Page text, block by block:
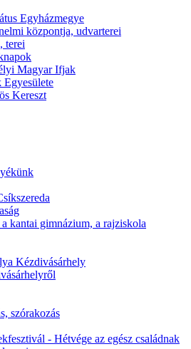
Egyházmegye
központja, udvarterei
terei
Magyar Ifjak
Kereszt
kantai gimnázium, a rajziskola
Kézdivásárhely
szórakozás
- Hétvége az egész családnak